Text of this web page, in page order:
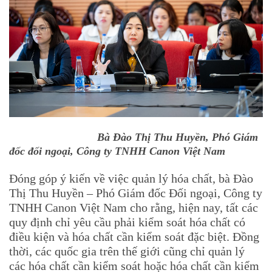
Bà Đào Thị Thu Huyền, Phó Giám
đốc đối ngoại, Công ty TNHH Canon Việt Nam
Đóng góp ý kiến về việc quản lý hóa chất, bà Đào
Thị Thu Huyền – Phó Giám đốc Đối ngoại, Công ty
TNHH Canon Việt Nam cho rằng, hiện nay, tất các
quy định chỉ yêu cầu phải kiểm soát hóa chất có
điều kiện và hóa chất cần kiểm soát đặc biệt. Đồng
thời, các quốc gia trên thế giới cũng chỉ quản lý
các hóa chất cần kiểm soát hoặc hóa chất cần kiểm